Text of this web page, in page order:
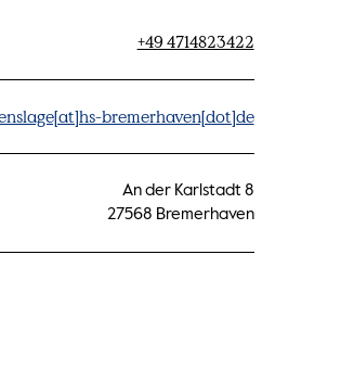
+49 4714823422
bremerhaven[dot]de
An der Karlstadt 8
27568 Bremerhaven